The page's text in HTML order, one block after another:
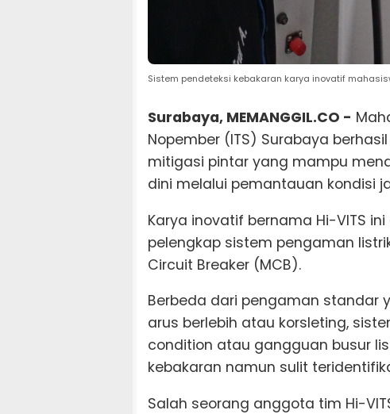
Sistem pendeteksi kebakaran karya inovatif
Surabaya, MEMANGGIL.CO -
Nopember (ITS) Surabaya
mitigasi pintar yang mampu
dini melalui pemantauan kondisi
Karya inovatif bernama Hi-VITS
pelengkap sistem pengaman
Circuit Breaker (MCB).
Berbeda dari pengaman standar
arus berlebih atau korsleting,
condition atau gangguan busur
kebakaran namun sulit
Salah seorang anggota tim Hi-